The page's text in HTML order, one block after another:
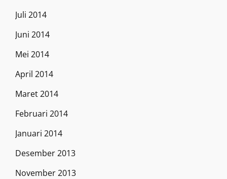
Juli 2014
Juni 2014
Mei 2014
April 2014
Maret 2014
Februari 2014
Januari 2014
Desember 2013
November 2013